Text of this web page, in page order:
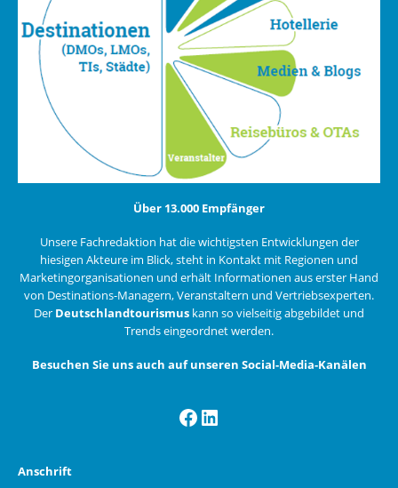
Über 13.000 Empfänger
Unsere Fachredaktion hat die wichtigsten Entwicklungen der
hiesigen Akteure im Blick, steht in Kontakt mit Regionen und
Marketingorganisationen und erhält Informationen aus erster Hand
von Destinations-Managern, Veranstaltern und Vertriebsexperten.
Der Deutschlandtourismus kann so vielseitig abgebildet und
Trends eingeordnet werden.
Besuchen Sie uns auch auf unseren Social-Media-Kanälen
Facebook
LinkedIn
Anschrift